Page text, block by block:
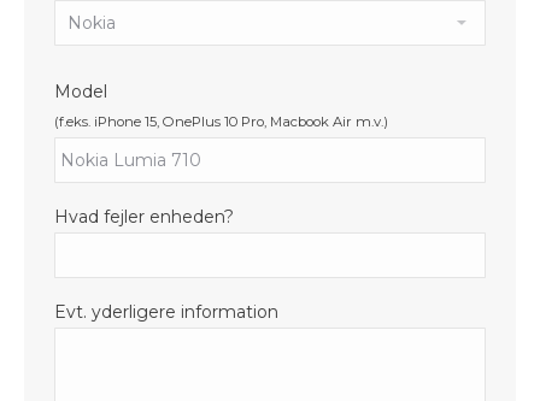
Model
(f.eks. iPhone 15, OnePlus 10 Pro, Macbook Air m.v.)
Hvad fejler enheden?
Evt. yderligere information